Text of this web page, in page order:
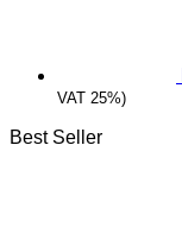
VAT 25%)
Best Seller